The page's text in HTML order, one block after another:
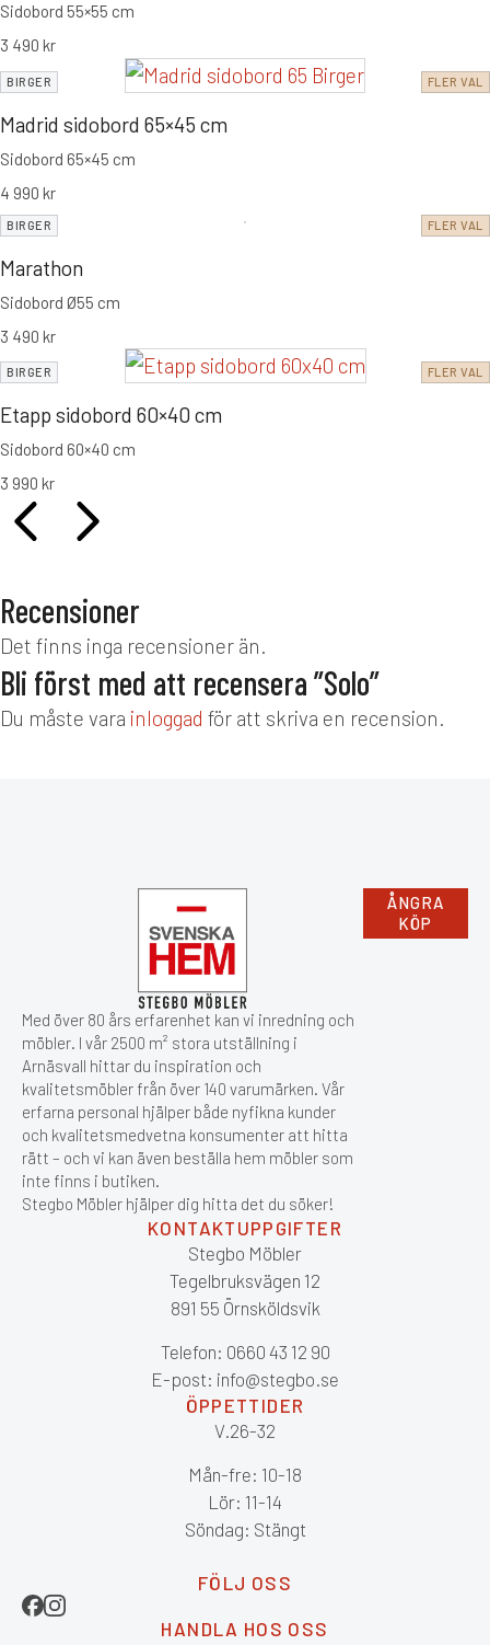
Sidobord 55×55 cm
3 490 kr
BIRGER FLER VAL
Madrid sidobord 65×45 cm
Sidobord 65×45 cm
4 990 kr
BIRGER FLER VAL
Marathon
Sidobord Ø55 cm
3 490 kr
BIRGER FLER VAL
Etapp sidobord 60×40 cm
Sidobord 60×40 cm
3 990 kr
Recensioner
Det finns inga recensioner än.
Bli först med att recensera ”Solo”
Du måste vara inloggad för att skriva en recension.
Med över 80 års erfarenhet kan vi inredning och
möbler. I vår 2500 m² stora utställning i
Arnäsvall hittar du inspiration och
kvalitetsmöbler från över 140 varumärken. Vår
erfarna personal hjälper både nyfikna kunder
och kvalitetsmedvetna konsumenter att hitta
rätt – och vi kan även beställa hem möbler som
inte finns i butiken.
Stegbo Möbler hjälper dig hitta det du söker!
ÅNGRA
KÖP
KONTAKTUPPGIFTER
Stegbo Möbler
Tegelbruksvägen 12
891 55 Örnsköldsvik
Telefon: 0660 43 12 90
E-post: info@stegbo.se
ÖPPETTIDER
V.26-32
Mån-fre: 10-18
Lör: 11-14
Söndag: Stängt
FÖLJ OSS
HANDLA HOS OSS